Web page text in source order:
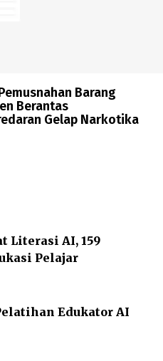
Barang
Berantas
Gelap Narkotika
Literasi AI, 159
Pelajar
Edukator AI